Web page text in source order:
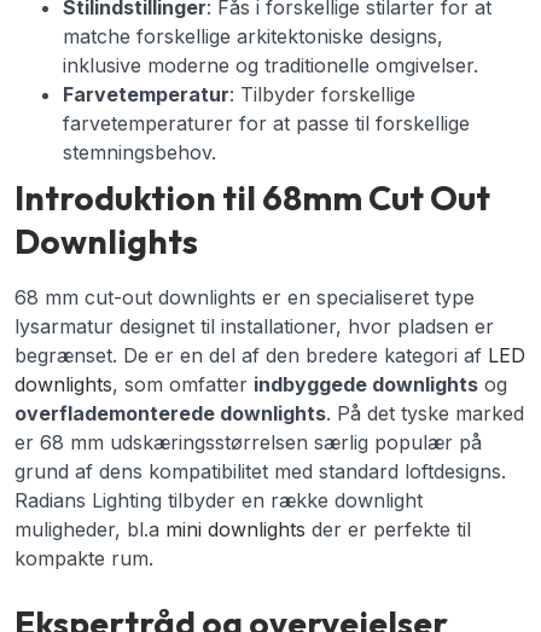
Stilindstillinger: Fås i forskellige stilarter for at
matche forskellige arkitektoniske designs,
inklusive moderne og traditionelle omgivelser.
Farvetemperatur: Tilbyder forskellige
farvetemperaturer for at passe til forskellige
stemningsbehov.
Introduktion til 68mm Cut Out
Downlights
68 mm cut-out downlights er en specialiseret type
lysarmatur designet til installationer, hvor pladsen er
begrænset. De er en del af den bredere kategori af LED
downlights, som omfatter indbyggede downlights og
overflademonterede downlights. På det tyske marked
er 68 mm udskæringsstørrelsen særlig populær på
grund af dens kompatibilitet med standard loftdesigns.
Radians Lighting tilbyder en række downlight
muligheder, bl.a mini downlights der er perfekte til
kompakte rum.
Ekspertråd og overvejelser